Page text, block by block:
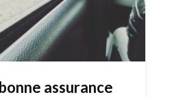
assurance